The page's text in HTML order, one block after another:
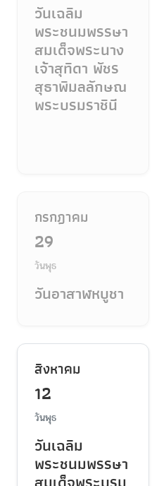
วันเฉลิม
พระชนมพรรษา
สมเด็จพระนาง
เจ้าสุทิดา พัชร
สุธาพิมลลักษณ
พระบรมราชินี
กรกฎาคม
29
วันพุธ
วันอาสาฬหบูชา
สิงหาคม
12
วันพุธ
วันเฉลิม
พระชนมพรรษา